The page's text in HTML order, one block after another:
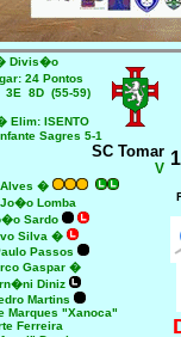
Divis�o
24 Pontos
8D (55-59)
Elim: ISENTO
Sagres 5-1
SC Tomar
V
Alves �
Lomba
Sardo
Silva �
Passos
Gaspar �
Diniz
Martins
Marques "Xanoca"
Ferreira